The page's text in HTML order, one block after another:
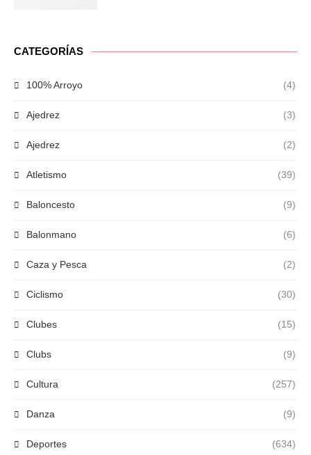
CATEGORÍAS
100% Arroyo (4)
Ajedrez (3)
Ajedrez (2)
Atletismo (39)
Baloncesto (9)
Balonmano (6)
Caza y Pesca (2)
Ciclismo (30)
Clubes (15)
Clubs (9)
Cultura (257)
Danza (9)
Deportes (634)